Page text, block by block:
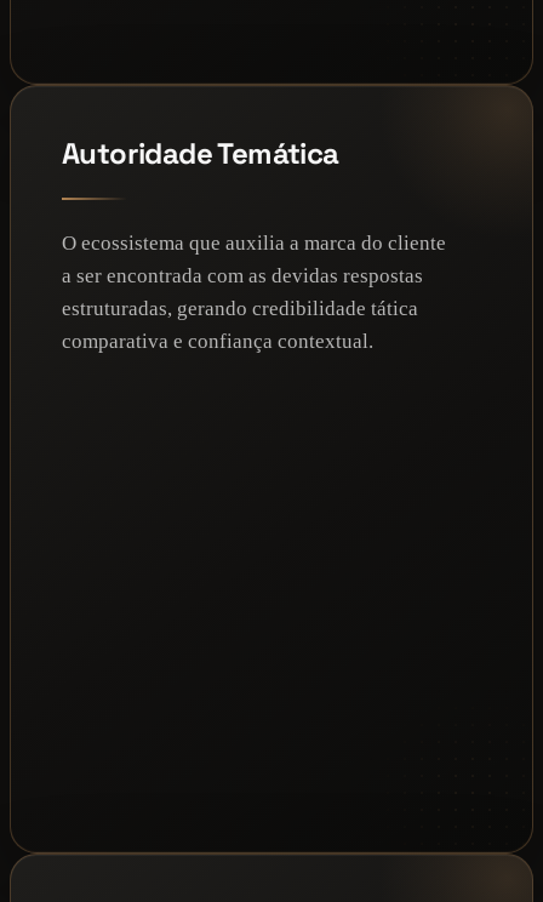
Autoridade Temática
O ecossistema que auxilia a marca do cliente
a ser encontrada com as devidas respostas
estruturadas, gerando credibilidade tática
comparativa e confiança contextual.